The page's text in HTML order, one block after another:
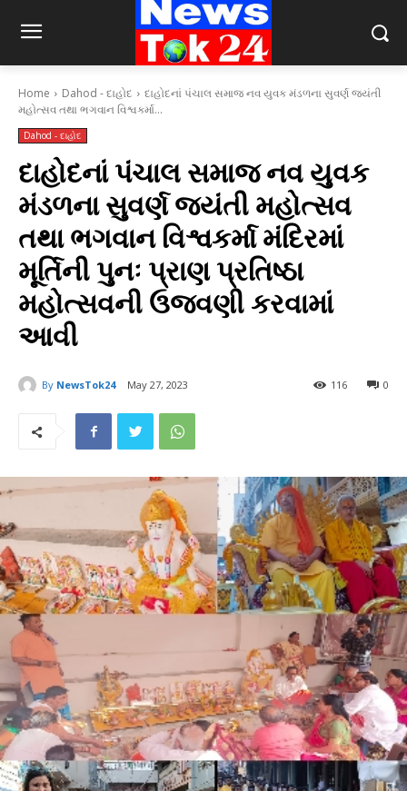
Home Dahod - દાહોદ
દાહોદનાં પંચાલ સમાજ નવ યુવક મંડળના સુવર્ણ જયંતી
મહોત્સવ તથા ભગવાન વિશ્વકર્મા...
Dahod - દાહોદ
દાહોદનાં પંચાલ સમાજ નવ યુવક
મંડળના સુવર્ણ જયંતી મહોત્સવ
તથા ભગવાન વિશ્વકર્મા મંદિરમાં
મૂર્તિની પુનઃ પ્રાણ પ્રતિષ્ઠા
મહોત્સવની ઉજવણી કરવામાં
આવી
By NewsTok24 May 27, 2023 0
116